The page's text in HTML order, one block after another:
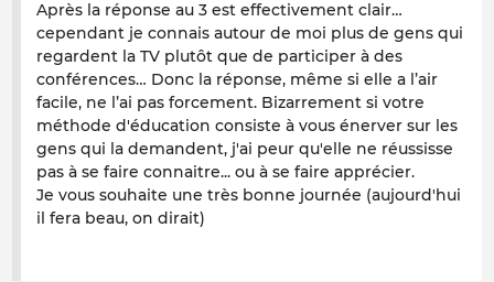
Après la réponse au 3 est effectivement clair…
cependant je connais autour de moi plus de gens qui
regardent la TV plutôt que de participer à des
conférences… Donc la réponse, même si elle a l’air
facile, ne l’ai pas forcement. Bizarrement si votre
méthode d'éducation consiste à vous énerver sur les
gens qui la demandent, j'ai peur qu'elle ne réussisse
pas à se faire connaitre... ou à se faire apprécier.
Je vous souhaite une très bonne journée (aujourd'hui
il fera beau, on dirait)